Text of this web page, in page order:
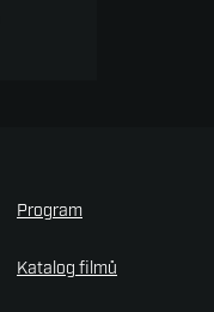
Program
Katalog filmů